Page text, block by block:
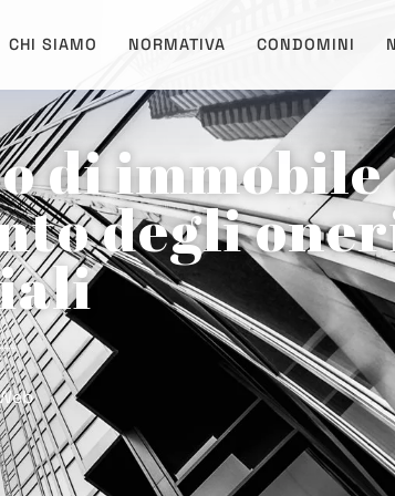
CHI SIAMO NORMATIVA CONDOMINI
di
degli